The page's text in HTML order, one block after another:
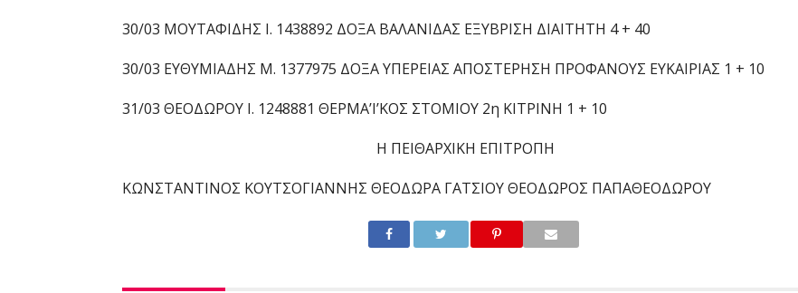
30/03 ΜΟΥΤΑΦΙΔΗΣ Ι. 1438892 ΔΟΞΑ ΒΑΛΑΝΙΔΑΣ ΕΞΥΒΡΙΣΗ ΔΙΑΙΤΗΤΗ 4 + 40
30/03 ΕΥΘΥΜΙΑΔΗΣ Μ. 1377975 ΔΟΞΑ ΥΠΕΡΕΙΑΣ ΑΠΟΣΤΕΡΗΣΗ ΠΡΟΦΑΝΟΥΣ ΕΥΚΑΙΡΙΑΣ 1 + 10
31/03 ΘΕΟΔΩΡΟΥ Ι. 1248881 ΘΕΡΜΑ’Ι’ΚΟΣ ΣΤΟΜΙΟΥ 2η ΚΙΤΡΙΝΗ 1 + 10
Η ΠΕΙΘΑΡΧΙΚΗ ΕΠΙΤΡΟΠΗ
ΚΩΝΣΤΑΝΤΙΝΟΣ ΚΟΥΤΣΟΓΙΑΝΝΗΣ ΘΕΟΔΩΡΑ ΓΑΤΣΙΟΥ ΘΕΟΔΩΡΟΣ ΠΑΠΑΘΕΟΔΩΡΟΥ